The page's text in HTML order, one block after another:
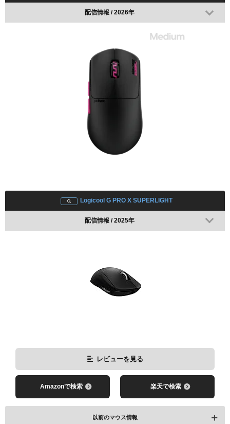
zkYuTa
配信情報 / 2026年
Logicool G PRO X SUPERLIGHT
配信情報 / 2025年
レビューを見る
Amazonで検索 楽天で検索
以前のマウス情報